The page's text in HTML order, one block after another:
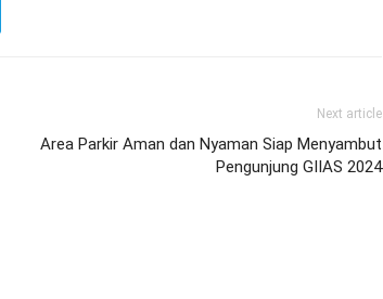
Next article
Area Parkir Aman dan Nyaman Siap Menyambut
Pengunjung GIIAS 2024